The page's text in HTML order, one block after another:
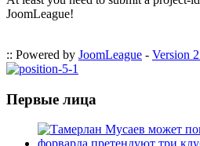
JoomLeague!
:: Powered by JoomLeague - Version
Первые лица